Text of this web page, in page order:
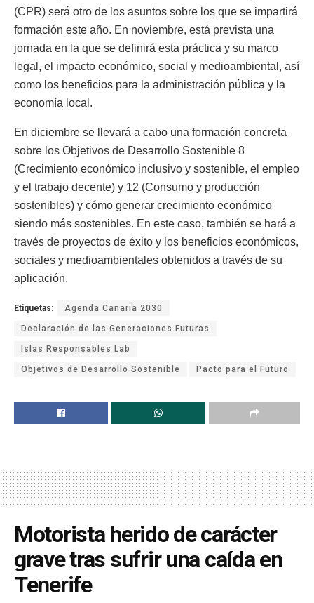
(CPR) será otro de los asuntos sobre los que se impartirá
formación este año. En noviembre, está prevista una
jornada en la que se definirá esta práctica y su marco
legal, el impacto económico, social y medioambiental, así
como los beneficios para la administración pública y la
economía local.
En diciembre se llevará a cabo una formación concreta
sobre los Objetivos de Desarrollo Sostenible 8
(Crecimiento económico inclusivo y sostenible, el empleo
y el trabajo decente) y 12 (Consumo y producción
sostenibles) y cómo generar crecimiento económico
siendo más sostenibles. En este caso, también se hará a
través de proyectos de éxito y los beneficios económicos,
sociales y medioambientales obtenidos a través de su
aplicación.
Etiquetas: Agenda Canaria 2030
Declaración de las Generaciones Futuras
Islas Responsables Lab
Objetivos de Desarrollo Sostenible Pacto para el Futuro
Motorista herido de carácter
grave tras sufrir una caída en
Tenerife